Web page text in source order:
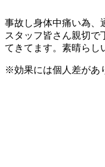
事故し身体中痛い為、
スタッフ皆さん親切で
てきてます。素晴らし
※効果には個人差があ